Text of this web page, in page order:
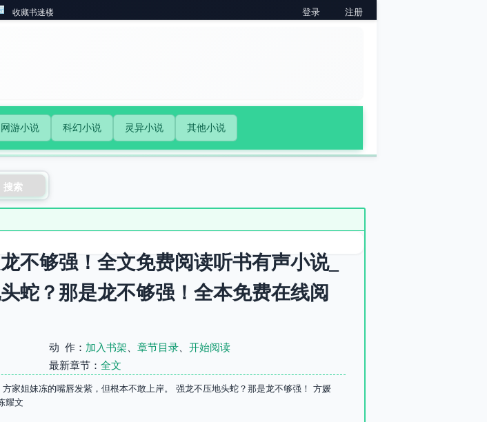
收藏书迷楼 登录 注册
网游小说 科幻小说 灵异小说 其他小说
搜索
不够强！全文免费阅读听书有声小说_
蛇？那是龙不够强！全本免费在线阅
动 作： 加入书架 章节目录
开始阅读
最新章节： 全文
家姐妹冻的嘴唇发紫，但根本不敢上岸。 强龙不压地头蛇？那是龙不够强！ 方媛
耀文